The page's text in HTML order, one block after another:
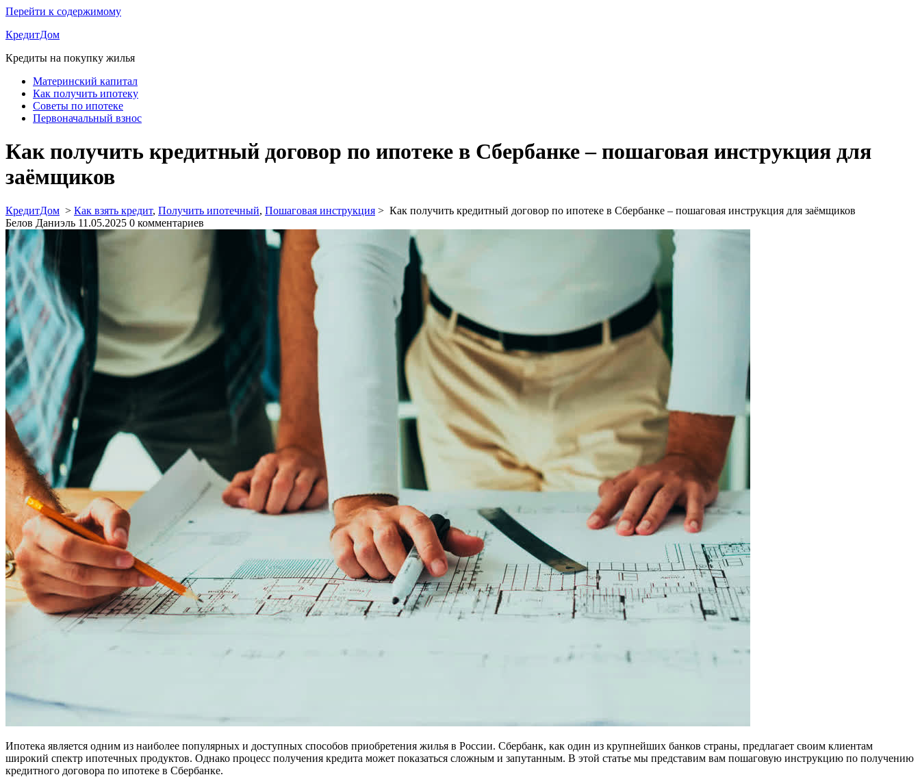
Перейти к содержимому
КредитДом
Кредиты на покупку жилья
Материнский капитал
Как получить ипотеку
Советы по ипотеке
Первоначальный взнос
Как получить кредитный договор по ипотеке в Сбербанке – пошаговая инструкция для
заёмщиков
КредитДом > Как взять кредит, Получить ипотечный, Пошаговая инструкция > Как получить кредитный договор по ипотеке в Сбербанке – пошаговая инструкция для заёмщиков
Белов Даниэль 11.05.2025 0 комментариев
Ипотека является одним из наиболее популярных и доступных способов приобретения жилья в России. Сбербанк, как один из крупнейших банков страны, предлагает своим клиентам
широкий спектр ипотечных продуктов. Однако процесс получения кредита может показаться сложным и запутанным. В этой статье мы представим вам пошаговую инструкцию по получению
кредитного договора по ипотеке в Сбербанке.